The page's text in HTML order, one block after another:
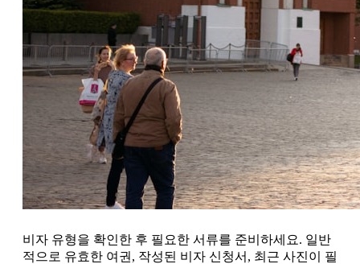
비자 유형을 확인한 후 필요한 서류를 준비하세요. 일반
적으로 유효한 여권, 작성된 비자 신청서, 최근 사진이 필